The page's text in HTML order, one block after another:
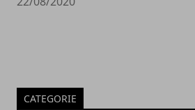
CATEGORIE